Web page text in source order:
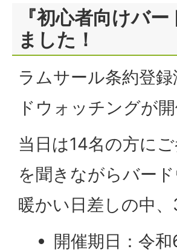
『初心者向けバ
ました！
ラムサール条約登
ドウォッチングが
当日は14名の方に
を聞きながらバー
暖かい日差しの中
開催期日：令